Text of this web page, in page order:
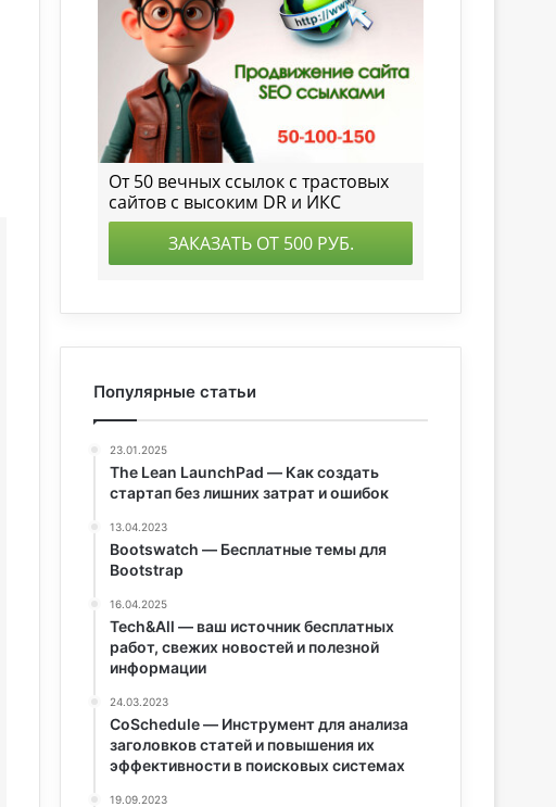
Популярные статьи
23.01.2025
The Lean LaunchPad — Как создать
стартап без лишних затрат и ошибок
13.04.2023
Bootswatch — Бесплатные темы для
Bootstrap
16.04.2025
Tech&All — ваш источник бесплатных
работ, свежих новостей и полезной
информации
24.03.2023
CoSchedule — Инструмент для анализа
заголовков статей и повышения их
эффективности в поисковых системах
19.09.2023